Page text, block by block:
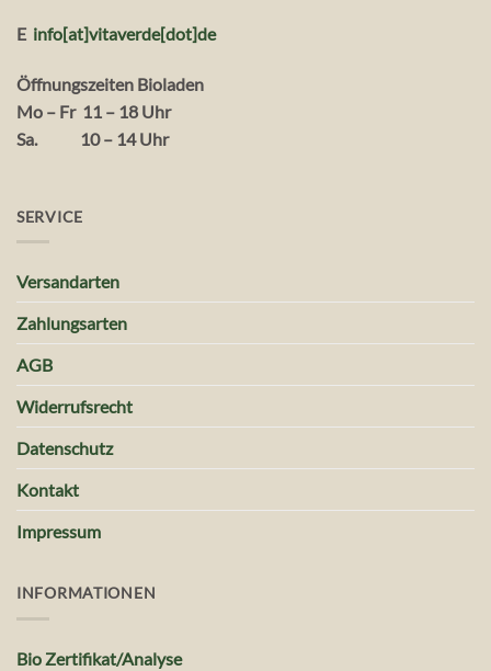
E info[at]vitaverde[dot]de
Öffnungszeiten Bioladen
Mo – Fr 11 – 18 Uhr
Sa. 10 – 14 Uhr
SERVICE
Versandarten
Zahlungsarten
AGB
Widerrufsrecht
Datenschutz
Kontakt
Impressum
INFORMATIONEN
Bio Zertifikat/Analyse